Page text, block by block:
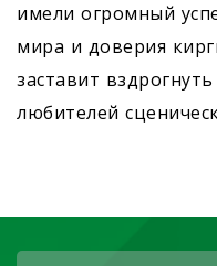
имели огромный
мира и доверия
заставит
любителей